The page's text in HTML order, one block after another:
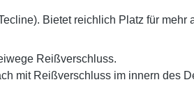
Bietet reichlich Platz für mehr
Reißverschluss.
mit Reißverschluss im innern des